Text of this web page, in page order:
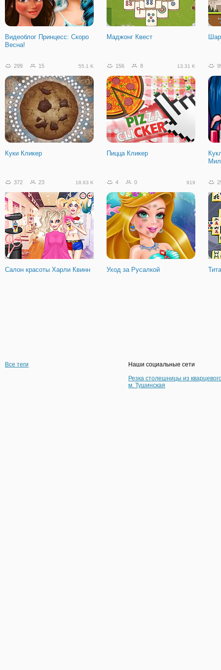
Принцессы в Carpool Karaoke
Маша и Медведь: Детские
Игры
4
Антимода Принцесс: Спорт и
Классика
Видеоблог Принцесс: Скоро
Весна!
Маджонг Квест
299 15 55.1 K
Куки Кликер
156 8 13.31 K
Пицца Кликер
372 23 18.63 K
Салон красоты Харли Квинн
4 0 919
Уход за Русалкой
Все теги
Наши социальные сети
Резка столешницы из
м. Тушинская